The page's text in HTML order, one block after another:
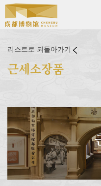
리스트로 되돌아가기
근세소장품